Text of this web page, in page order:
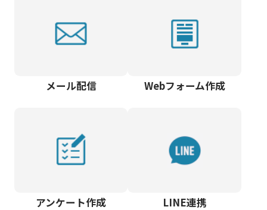
メール配信 Webフォーム作成
アンケート作成 LINE連携